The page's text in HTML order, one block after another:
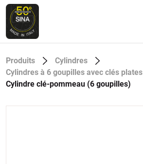
Produits
Cylindres
Cylindres à 6 goupilles avec clés plates
Cylindre clé-pommeau (6 goupilles)